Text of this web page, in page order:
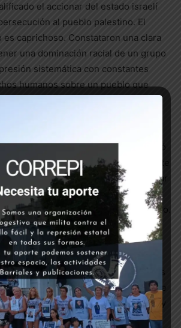
el accionar del estado israelí
al pueblo palestino. El
caprichoso. Constataron una clara
una dominación racial de un grupo
sistemática con constantes
humanos sobre un pueblo que
forma heroica para defender sus
la ocupación ilegítima.
el gobierno argentino se limitó
de la fuerza” por parte
sus “excesos”, sin denunciar
y opresión de décadas, a la vez
defensiva del pueblo palestino.
Francia, Reino Unido, España,
como Bagdad, Berlín y Bruselas se
manifestaciones y protestas
que viene cometiendo el Estado de
gobiernos a condenar los ataques y
del mundo a unirse contra las